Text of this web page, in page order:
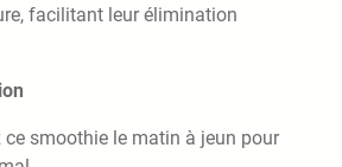
facilitant leur élimination
ce smoothie le matin à jeun pour